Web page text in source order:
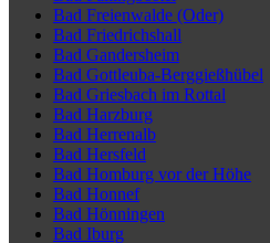
Bad Freienwalde (Oder)
Bad Friedrichshall
Bad Gandersheim
Bad Gottleuba-Berggießhübel
Bad Griesbach im Rottal
Bad Harzburg
Bad Herrenalb
Bad Hersfeld
Bad Homburg vor der Höhe
Bad Honnef
Bad Hönningen
Bad Iburg